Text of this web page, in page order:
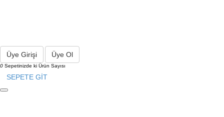
Üye Girişi Üye Ol
0 Sepetinizde ki Ürün Sayısı
SEPETE GİT